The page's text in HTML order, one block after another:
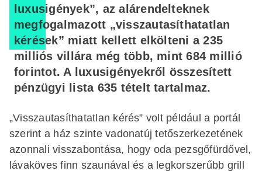
luxusigények”, az alárendelteknek
megfogalmazott „visszautasíthatatlan
kérések” miatt kellett elkölteni a 235
milliós villára még több, mint 684 millió
forintot. A luxusigényekről összesített
pénzügyi lista 635 tételt tartalmaz.
„Visszautasíthatatlan kérés” volt például a portál
szerint a ház szinte vadonatúj tetőszerkezetének
azonnali visszabontása, hogy oda pezsgőfürdővel,
lávaköves finn szaunával és a legkorszerűbb grill